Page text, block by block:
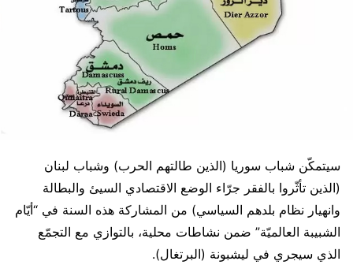
سيتمكّن شباب سوريا (الذين طالتهم الحرب) وشباب لبنان
(الذين تأثّروا بالفقر جرّاء الوضع الاقتصادي السيئ والبطالة
وانهيار نظام بلدهم السياسي) من المشاركة هذه السنة في “أيّام
الشبيبة العالميّة” ضمن نشاطات محلية، بالتوازي مع التجمّع
الذي سيجري في ليشبونة (البرتغال).